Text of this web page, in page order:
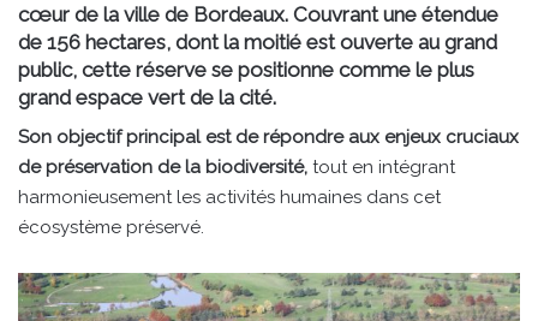
cœur de la ville de Bordeaux. Couvrant une étendue
de 156 hectares, dont la moitié est ouverte au grand
public, cette réserve se positionne comme le plus
grand espace vert de la cité.
Son objectif principal est de répondre aux enjeux cruciaux
de préservation de la biodiversité, tout en intégrant
harmonieusement les activités humaines dans cet
écosystème préservé.